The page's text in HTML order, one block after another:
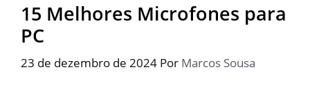
15 Melhores Microfones para
PC
23 de dezembro de 2024 Por Marcos Sousa